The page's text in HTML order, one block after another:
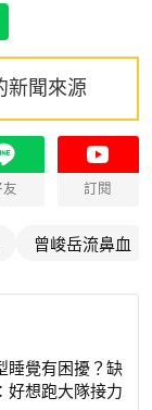
新聞來源
友 訂閱
曾峻岳流鼻血
睡覺有困擾？缺
好想跑大隊接力